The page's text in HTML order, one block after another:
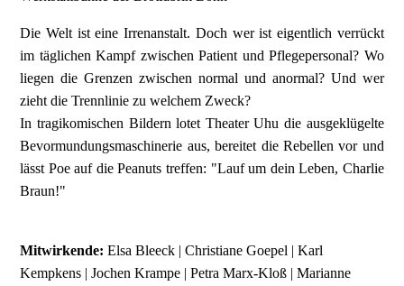
Die Welt ist eine Irrenanstalt. Doch wer ist eigentlich verrückt
im täglichen Kampf zwischen Patient und Pflegepersonal? Wo
liegen die Grenzen zwischen normal und anormal? Und wer
zieht die Trennlinie zu welchem Zweck?
In tragikomischen Bildern lotet Theater Uhu die ausgeklügelte
Bevormundungsmaschinerie aus, bereitet die Rebellen vor und
lässt Poe auf die Peanuts treffen: "Lauf um dein Leben, Charlie
Braun!"
Mitwirkende: Elsa Bleeck | Christiane Goepel | Karl
Kempkens | Jochen Krampe | Petra Marx-Kloß | Marianne